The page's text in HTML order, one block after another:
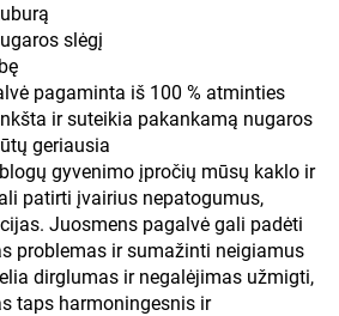
slėgį
pagaminta iš 100 % atminties
ir suteikia pakankamą nugaros
geriausia
gyvenimo įpročių mūsų kaklo ir
patirti įvairius nepatogumus,
Juosmens pagalvė gali padėti
problemas ir sumažinti neigiamus
dirglumas ir negalėjimas užmigti,
taps harmoningesnis ir